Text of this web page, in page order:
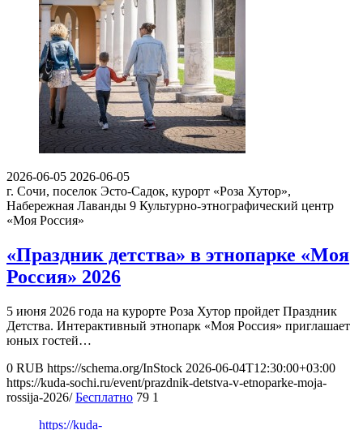
2026-06-05 2026-06-05
г. Сочи, поселок Эсто-Садок, курорт «Роза Хутор»,
Набережная Лаванды 9 Культурно-этнографический центр
«Моя Россия»
«Праздник детства» в этнопарке «Моя
Россия» 2026
5 июня 2026 года на курорте Роза Хутор пройдет Праздник
Детства. Интерактивный этнопарк «Моя Россия» приглашает
юных гостей…
0 RUB https://schema.org/InStock 2026-06-04T12:30:00+03:00
https://kuda-sochi.ru/event/prazdnik-detstva-v-etnoparke-moja-
rossija-2026/ Бесплатно 79 1
https://kuda-